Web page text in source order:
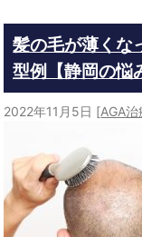
髪の毛が薄くな
型例【静岡の悩
2022年11月5日 [AGA治